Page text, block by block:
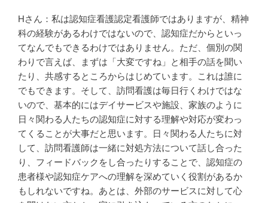
Hさん：私は認知症看護認定看護師ではありますが、精神
科の経験があるわけではないので、認知症だからといっ
てなんでもできるわけではありません。ただ、個別の関
わりで言えば、まずは「大変ですね」と相手の話を聞い
たり、共感するところからはじめています。これは誰に
でもできます。そして、訪問看護は毎日行くわけではな
いので、基本的にはデイサービスや施設、家族のように
日々関わる人たちの認知症に対する理解や対応が変わっ
てくることが大事だと思います。日々関わる人たちに対
して、訪問看護師は一緒に対処方法について話し合った
り、フィードバックをし合ったりすることで、認知症の
患者様や認知症ケアへの理解を深めていく役割があるか
もしれないですね。あとは、外部のサービスに対して心